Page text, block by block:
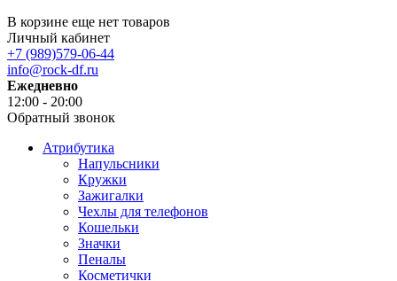
В корзине еще нет товаров
Личный кабинет
+7 (989)579-06-44
info@rock-df.ru
Ежедневно
12:00 - 20:00
Обратный звонок
Атрибутика
Напульсники
Кружки
Зажигалки
Чехлы для телефонов
Кошельки
Значки
Пеналы
Косметички